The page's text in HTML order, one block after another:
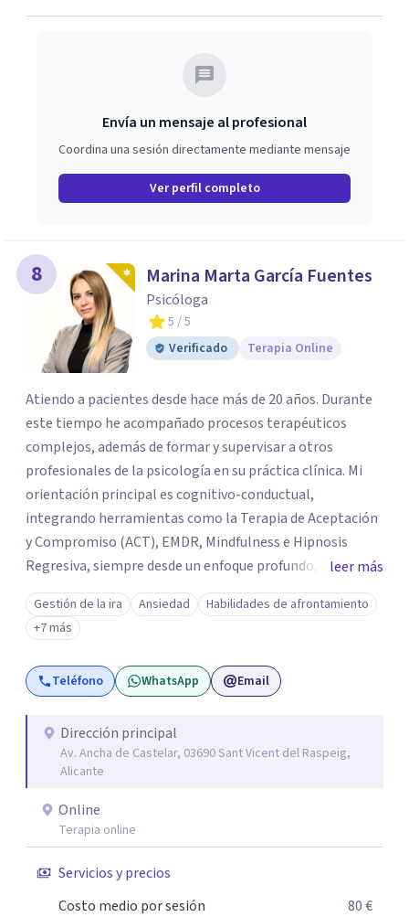
ofrecerte un espacio de confianza donde podamos
relaciones. Estoy aquí para acompañarte en ese proceso.
Envía un mensaje al profesional
Coordina una sesión directamente mediante mensaje
Ver perfil completo
8 Marina Marta García Fuentes
Psicóloga
5 / 5
Verificado
Terapia Online
Atiendo a pacientes desde hace más de 20 años. Durante
este tiempo he acompañado procesos terapéuticos
complejos, además de formar y supervisar a otros
profesionales de la psicología en su práctica clínica. Mi
orientación principal es cognitivo-conductual,
integrando herramientas como la Terapia de Aceptación
y Compromiso (ACT), EMDR, Mindfulness e Hipnosis
Regresiva, siempre desde un enfoque profundo,
respetuoso y adaptado a cada persona. También
acompaño procesos de crecimiento personal y terapia
del alma orientados al trabajo emocional, la búsqueda de
sentido, el autoconocimiento y la conexión interior. Mi
objetivo es ayudar a las personas a comprenderse mejor,
necesarios para vivir con mayor equilibrio y plenitud.
leer más
Gestión de la ira Ansiedad
Habilidades de afrontamiento
+7 más
Teléfono WhatsApp Email
Dirección principal
Av. Ancha de Castelar, 03690 Sant Vicent del Raspeig,
Alicante
Online
Terapia online
Servicios y precios
Costo medio por sesión
80 €